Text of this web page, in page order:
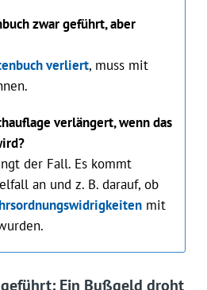
zwar geführt, aber
verliert, muss mit
verlängert, wenn das
der Fall. Es kommt
an und z. B. darauf, ob
mit
Ein Bußgeld droht